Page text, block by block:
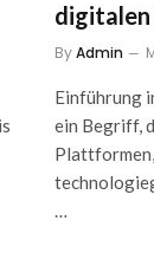
digitalen
ByAdmin
Einführung
ein Begriff,
…